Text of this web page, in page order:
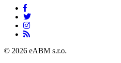
© 2026 eABM s.r.o.